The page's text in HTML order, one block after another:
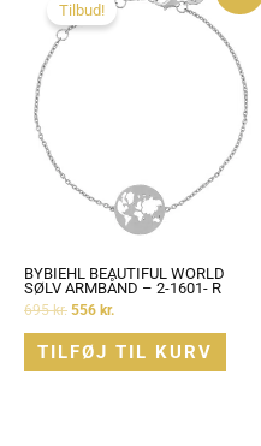
Tilbud!
BYBIEHL BEAUTIFUL WORLD
SØLV ARMBÅND – 2-1601- R
695kr. 556 kr.
TILFØJ TIL KURV